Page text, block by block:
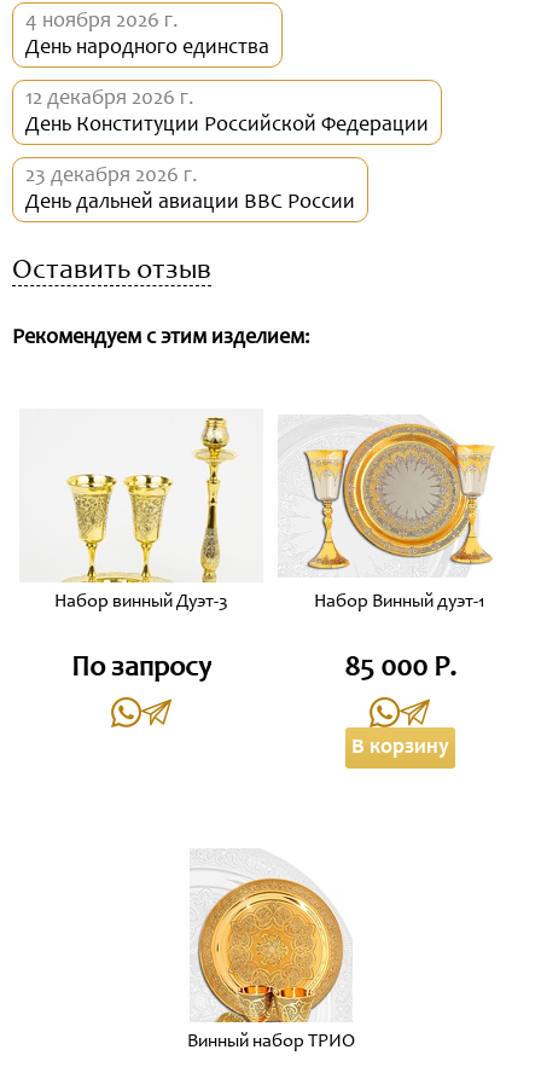
4 ноября 2026 г.
День народного единства
12 декабря 2026 г.
День Конституции Российской Федерации
23 декабря 2026 г.
День дальней авиации ВВС России
Оставить отзыв
Рекомендуем с этим изделием:
Набор винный Дуэт-3
По запросу
Набор Винный дуэт-1
85 000 Р.
В корзину
Винный набор ТРИО